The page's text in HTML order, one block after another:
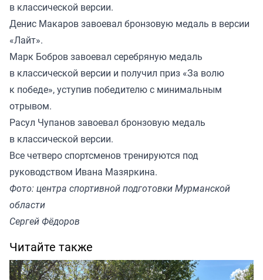
в классической версии.
Денис Макаров завоевал бронзовую медаль в версии
«Лайт».
Марк Бобров завоевал серебряную медаль
в классической версии и получил приз «За волю
к победе», уступив победителю с минимальным
отрывом.
Расул Чупанов завоевал бронзовую медаль
в классической версии.
Все четверо спортсменов тренируются под
руководством Ивана Мазяркина.
Фото: центра спортивной подготовки Мурманской
области
Сергей Фёдоров
Читайте также